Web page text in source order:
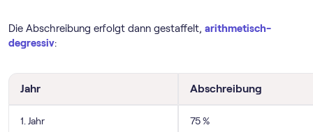
Die Abschreibung erfolgt dann gestaffelt, arithmetisch-
degressiv:
Jahr Abschreibung
1. Jahr 75 %